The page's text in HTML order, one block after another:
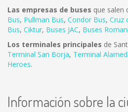
Las empresas de buses que salen
Bus, Pullman Bus, Condor Bus, Cruz
Bus, Ciktur, Buses JAC, Buses Romani
Los terminales principales de
Terminal San Borja, Terminal
Heroes.
Información sobre la